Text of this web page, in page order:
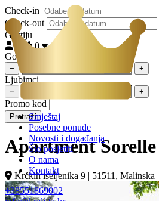
Smještaj
Posebne ponude
Novosti i događanja
Što posjetiti
O nama
Kontakt
+38551869002
Check-in
Check-out
Gostiju
2
0
Gostiju
− +
Ljubimci
− +
Promo kod
Pretraži
Apartment Sorelle
Krčkih iseljenika 9 | 51511, Malinska